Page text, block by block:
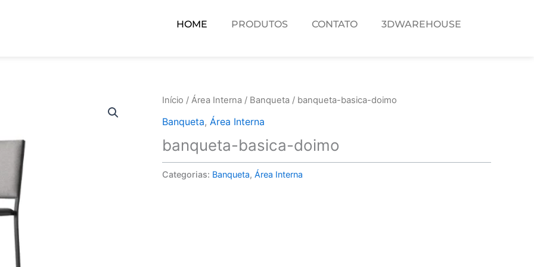
HOME PRODUTOS CONTATO 3DWAREHOUSE
Início / Área Interna / Banqueta / banqueta-basica-doimo
Banqueta, Área Interna
banqueta-basica-doimo
Categorias: Banqueta, Área Interna